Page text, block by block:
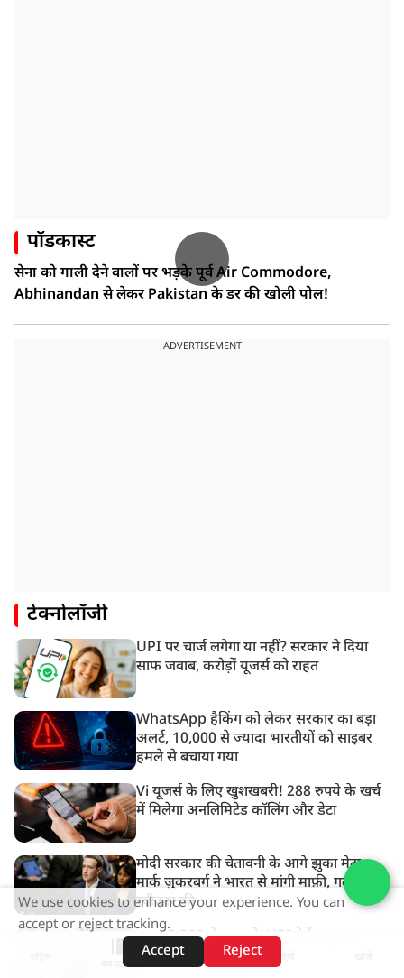
पॉडकास्ट
सेना को गाली देने वालों पर भड़के पूर्व Air Commodore,
Abhinandan से लेकर Pakistan के डर की खोली पोल!
ADVERTISEMENT
टेक्नोलॉजी
UPI पर चार्ज लगेगा या नहीं? सरकार ने दिया
साफ जवाब, करोड़ों यूजर्स को राहत
WhatsApp हैकिंग को लेकर सरकार का बड़ा
अलर्ट, 10,000 से ज्यादा भारतीयों को साइबर
हमले से बचाया गया
Vi यूजर्स के लिए खुशखबरी! 288 रुपये के खर्च
में मिलेगा अनलिमिटेड कॉलिंग और डेटा
मोदी सरकार की चेतावनी के आगे झुका मेटा,
मार्क ज़ुकरबर्ग ने भारत से मांगी माफ़ी, गलती भी
स्वीकार की
अब ₹2,000 से ऊपर के UPI पेमेंट पर लग
सकता है चार्ज, आम आदमी पर क्या होगा असर?
वेब स्टोरीज़
We use cookies to enhance your experience. You can
accept or reject tracking.
Accept
Reject